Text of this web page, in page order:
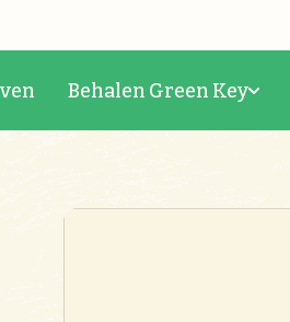
Behalen Green Key